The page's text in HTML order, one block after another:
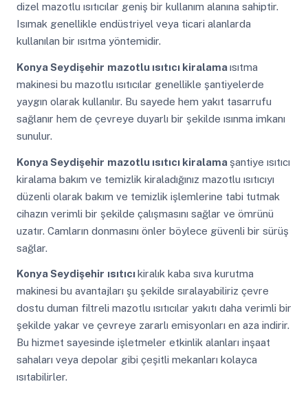
dizel mazotlu ısıtıcılar geniş bir kullanım alanına sahiptir.
Isımak genellikle endüstriyel veya ticari alanlarda
kullanılan bir ısıtma yöntemidir.
Konya Seydişehir mazotlu ısıtıcı kiralamaısıtma
makinesi bu mazotlu ısıtıcılar genellikle şantiyelerde
yaygın olarak kullanılır. Bu sayede hem yakıt tasarrufu
sağlanır hem de çevreye duyarlı bir şekilde ısınma imkanı
sunulur.
Konya Seydişehir mazotlu ısıtıcı kiralama şantiye ısıtıcı
kiralama bakım ve temizlik kiraladığınız mazotlu ısıtıcıyı
düzenli olarak bakım ve temizlik işlemlerine tabi tutmak
cihazın verimli bir şekilde çalışmasını sağlar ve ömrünü
uzatır. Camların donmasını önler böylece güvenli bir sürüş
sağlar.
Konya Seydişehir ısıtıcıkiralık kaba sıva kurutma
makinesi bu avantajları şu şekilde sıralayabiliriz çevre
dostu duman filtreli mazotlu ısıtıcılar yakıtı daha verimli bir
şekilde yakar ve çevreye zararlı emisyonları en aza indirir.
Bu hizmet sayesinde işletmeler etkinlik alanları inşaat
sahaları veya depolar gibi çeşitli mekanları kolayca
ısıtabilirler.